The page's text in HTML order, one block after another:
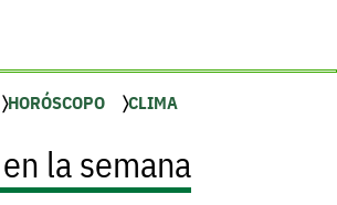
HORÓSCOPO CLIMA
la semana